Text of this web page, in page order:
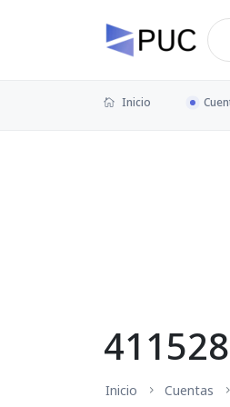
Inicio
Inicio Cuentas